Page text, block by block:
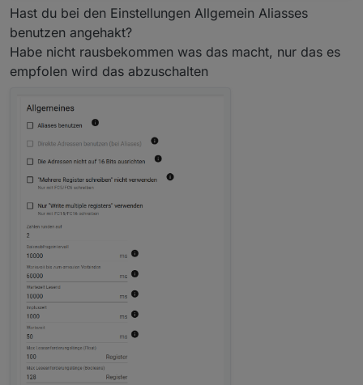
Hast du bei den Einstellungen Allgemein Aliasses
benutzen angehakt?
Habe nicht rausbekommen was das macht, nur das es
empfolen wird das abzuschalten